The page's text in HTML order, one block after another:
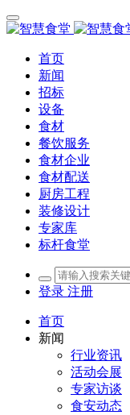
首页
新闻
招标
设备
食材
餐饮服务
食材企业
食材配送
厨房工程
装修设计
专家库
标杆食堂
登录 注册
首页
新闻
行业资讯
活动会展
专家访谈
食安动态